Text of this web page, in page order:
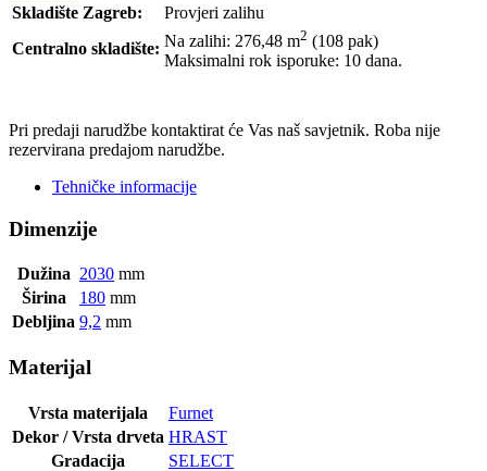
Skladište Zagreb:
Provjeri zalihu
Centralno skladište: Na zalihi: 276,48 m2 (108 pak)
Maksimalni rok isporuke: 10 dana.
Pri predaji narudžbe kontaktirat će Vas naš savjetnik. Roba nije
rezervirana predajom narudžbe.
Tehničke informacije
Dimenzije
Dužina 2030 mm
Širina
180 mm
Debljina 9,2 mm
Materijal
Vrsta materijala
Furnet
Dekor / Vrsta drveta HRAST
Gradacija
SELECT